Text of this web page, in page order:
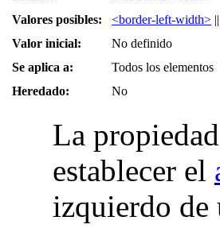
Valores posibles:
<border-left-width> ||
Valor inicial:
No definido
Se aplica a:
Todos los elementos
Heredado:
No
La propiedad
establecer el
izquierdo de